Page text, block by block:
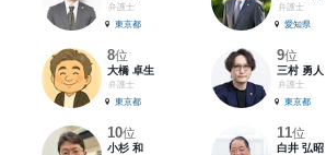
弁護士
東京都
弁護士
愛知県
8位
大橋 卓生
弁護士
東京都
9位
三村 勇人
弁護士
東京都
10位
小杉 和
11位
白井 弘昭